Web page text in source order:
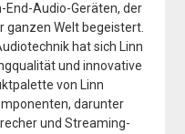
Audio-Geräten, der
ganzen Welt begeistert.
hat sich Linn
und innovative
von Linn
darunter
und Streaming-